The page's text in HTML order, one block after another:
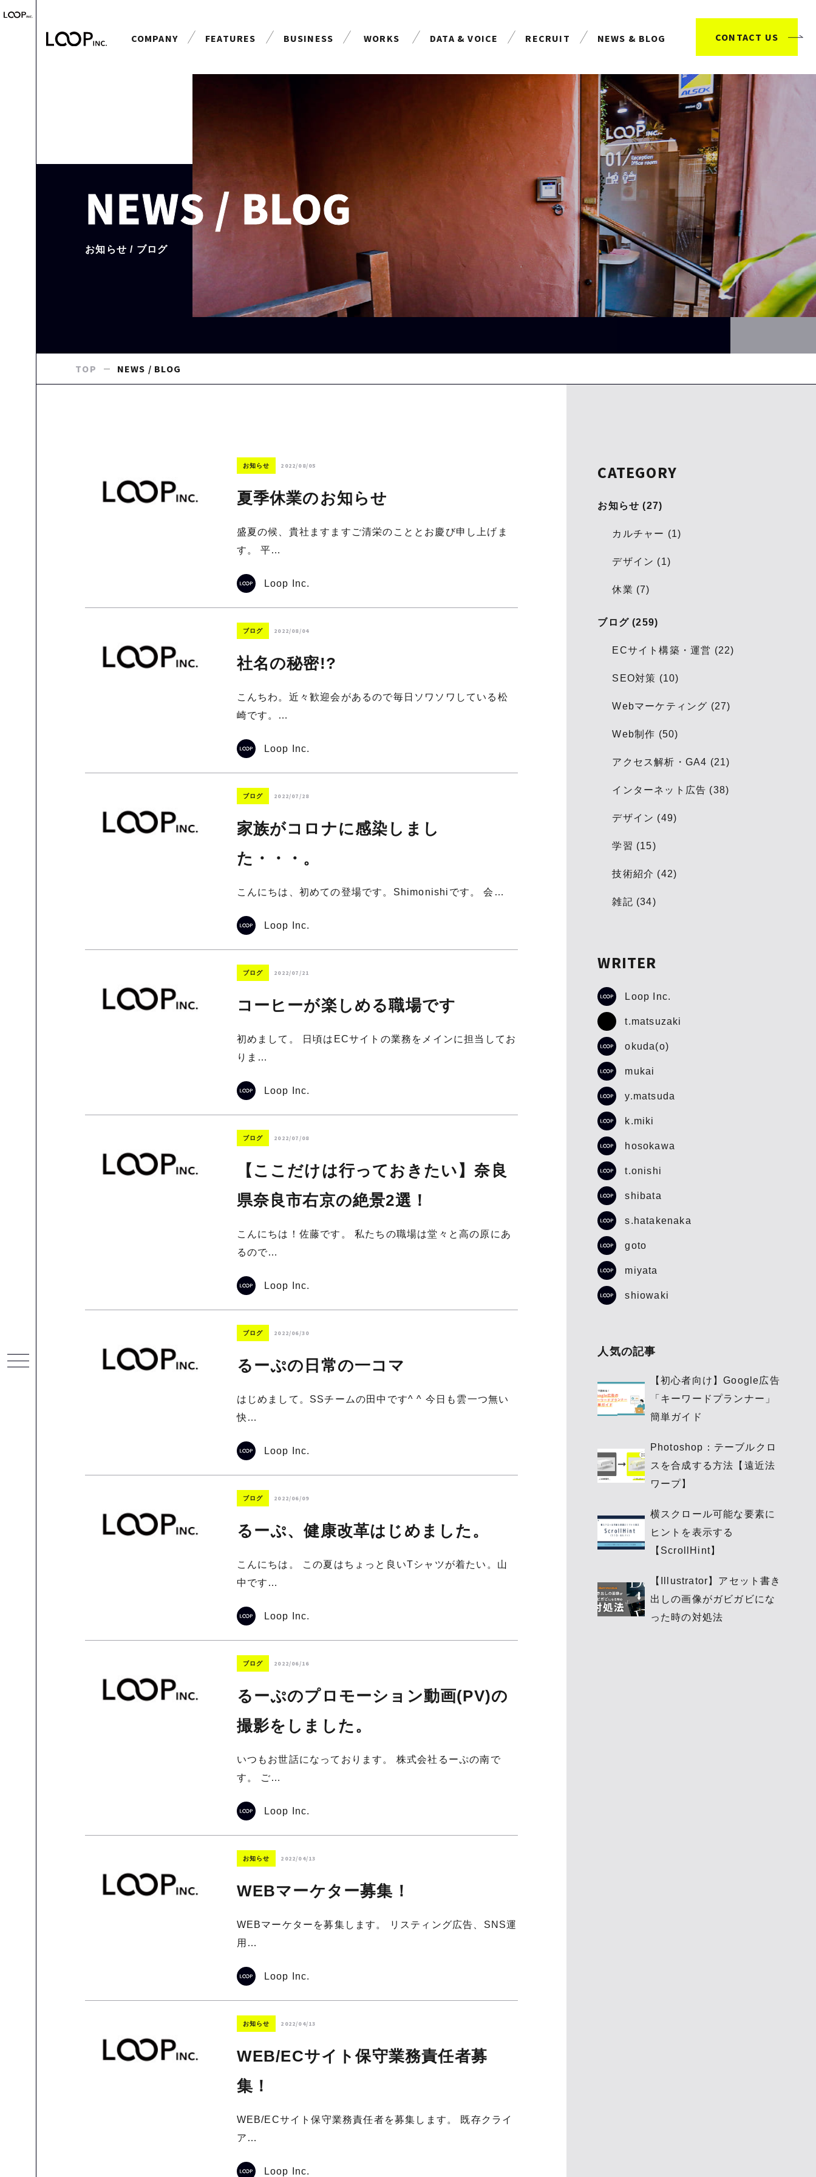
COMPANY
FEATURES
BUSINESS
WORKS
DATA & VOICE
RECRUIT
NEWS & BLOG
CONTACT US
NEWS / BLOG
お知らせ / ブログ
TOP NEWS / BLOG
お知らせ 2022/08/05
夏季休業のお知らせ
盛夏の候、貴社ますますご清栄のこととお慶び申し上げま
す。 平…
Loop Inc.
ブログ 2022/08/04
社名の秘密!?
こんちわ。近々歓迎会があるので毎日ソワソワしている松
崎です。…
Loop Inc.
ブログ 2022/07/28
家族がコロナに感染しまし
た・・・。
こんにちは、初めての登場です。Shimonishiです。 会…
Loop Inc.
ブログ 2022/07/21
コーヒーが楽しめる職場です
初めまして。 日頃はECサイトの業務をメインに担当してお
りま…
Loop Inc.
ブログ 2022/07/08
【ここだけは行っておきたい】奈良
県奈良市右京の絶景2選！
こんにちは！佐藤です。 私たちの職場は堂々と高の原にあ
るので…
Loop Inc.
ブログ 2022/06/30
るーぷの日常の一コマ
はじめまして。SSチームの田中です^ ^ 今日も雲一つ無い
快…
Loop Inc.
ブログ 2022/06/09
るーぷ、健康改革はじめました。
こんにちは。 この夏はちょっと良いTシャツが着たい。山
中です…
Loop Inc.
ブログ 2022/06/16
るーぷのプロモーション動画(PV)の
撮影をしました。
いつもお世話になっております。 株式会社るーぷの南で
す。 ご…
Loop Inc.
お知らせ 2022/04/13
WEBマーケター募集！
WEBマーケターを募集します。 リスティング広告、SNS運
用…
Loop Inc.
お知らせ 2022/04/13
WEB/ECサイト保守業務責任者募
集！
WEB/ECサイト保守業務責任者を募集します。 既存クライ
ア…
Loop Inc.
CATEGORY
お知らせ (27)
カルチャー (1)
デザイン (1)
休業 (7)
ブログ (259)
ECサイト構築・運営 (22)
SEO対策 (10)
Webマーケティング (27)
Web制作 (50)
アクセス解析・GA4 (21)
インターネット広告 (38)
デザイン (49)
学習 (15)
技術紹介 (42)
雑記 (34)
WRITER
Loop Inc.
t.matsuzaki
okuda(o)
mukai
y.matsuda
k.miki
hosokawa
t.onishi
shibata
s.hatakenaka
goto
miyata
shiowaki
人気の記事
【初心者向け】Google広告
「キーワードプランナー」
簡単ガイド
Photoshop：テーブルクロ
スを合成する方法【遠近法
ワープ】
横スクロール可能な要素に
ヒントを表示する
【ScrollHint】
【Illustrator】アセット書き
出しの画像がガビガビにな
った時の対処法